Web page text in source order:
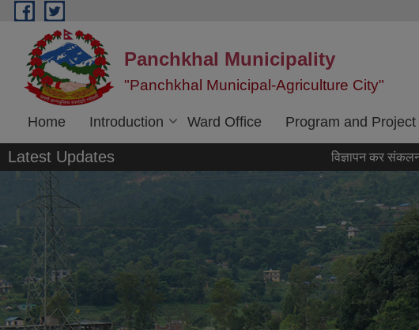
Skip to main content
Panchkhal Municipality
"Panchkhal Municipal-Agriculture City"
Home Introduction Ward Office Program and Project
Latest Updates विज्ञापन कर संकलन सम्बन्धी